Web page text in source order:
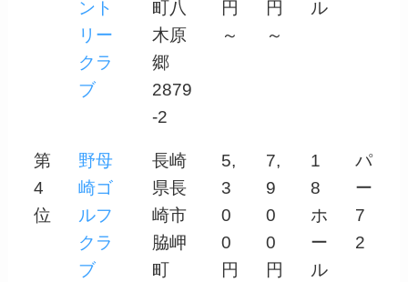
ント
リー
クラ
ブ
町八
木原
郷
2879
-2
円
～
円
～
ル
第
4
位
野母
崎ゴ
ルフ
クラ
ブ
長崎
県長
崎市
脇岬
町
5,
3
0
0
円
7,
9
0
0
円
1
8
ホ
ー
ル
パ
ー
7
2